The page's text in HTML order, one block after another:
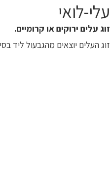
עלי-לואי
זוג עלים ירוקים או קרומיים.
זוג העלים יוצאים מהגבעול ליד